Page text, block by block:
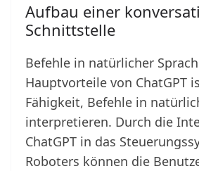
Aufbau einer
Schnittstelle
Befehle in natürlicher
Hauptvorteile von ChatGPT
Fähigkeit, Befehle in
interpretieren. Durch die
ChatGPT in das
Roboters können die